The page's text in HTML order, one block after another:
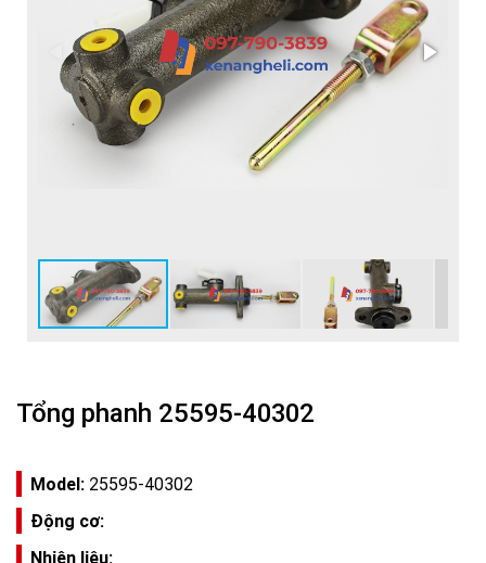
Tổng phanh 25595-40302
Model: 25595-40302
Động cơ:
Nhiên liệu: